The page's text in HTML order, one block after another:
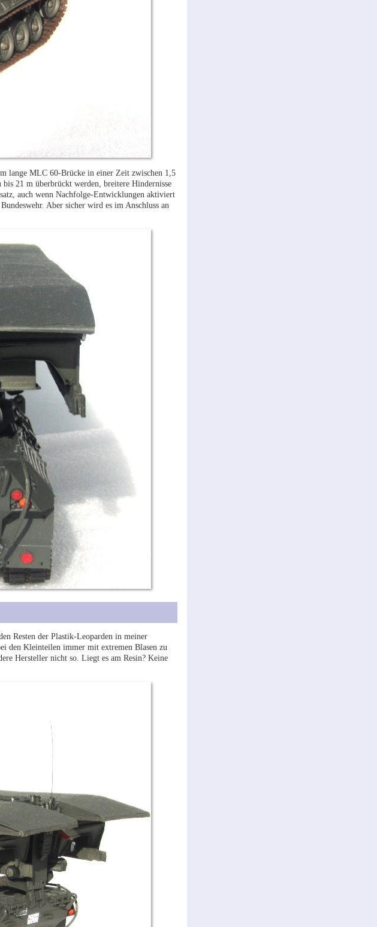
lange MLC 60-Brücke in einer Zeit zwischen 1,5
21 m überbrückt werden, breitere Hindernisse
auch wenn Nachfolge-Entwicklungen aktiviert
Aber sicher wird es im Anschluss an
Resten der Plastik-Leoparden in meiner
den Kleinteilen immer mit extremen Blasen zu
Hersteller nicht so. Liegt es am Resin? Keine